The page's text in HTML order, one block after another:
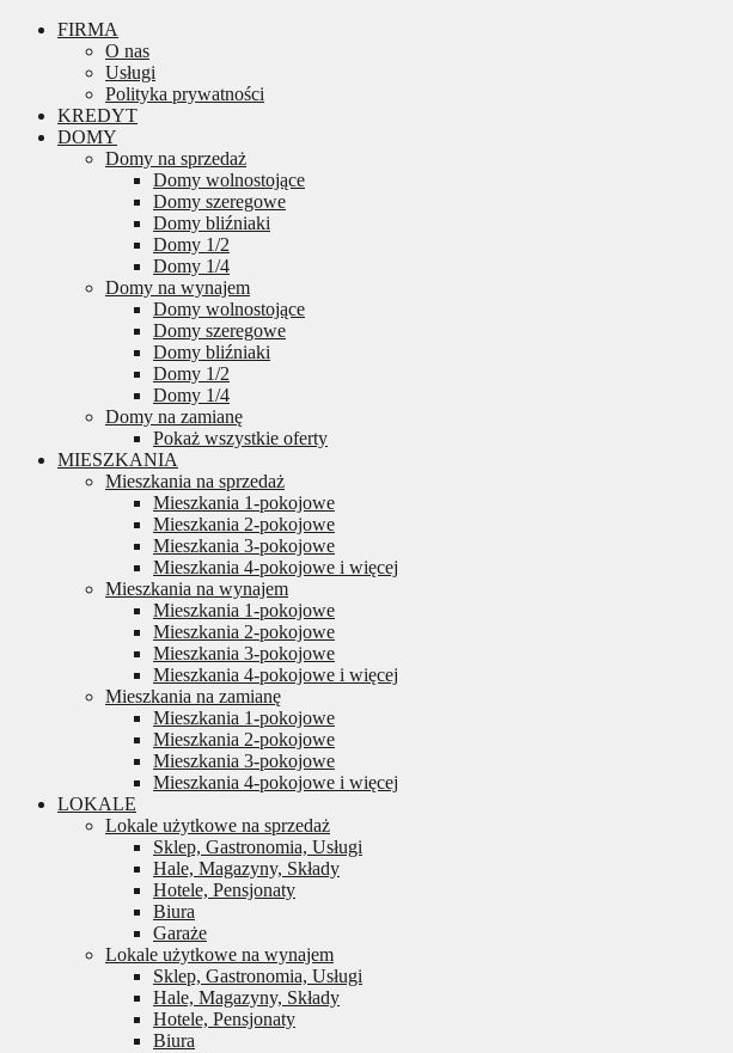
FIRMA
O nas
Usługi
Polityka prywatności
KREDYT
DOMY
Domy na sprzedaż
Domy wolnostojące
Domy szeregowe
Domy bliźniaki
Domy 1/2
Domy 1/4
Domy na wynajem
Domy wolnostojące
Domy szeregowe
Domy bliźniaki
Domy 1/2
Domy 1/4
Domy na zamianę
Pokaż wszystkie oferty
MIESZKANIA
Mieszkania na sprzedaż
Mieszkania 1-pokojowe
Mieszkania 2-pokojowe
Mieszkania 3-pokojowe
Mieszkania 4-pokojowe i więcej
Mieszkania na wynajem
Mieszkania 1-pokojowe
Mieszkania 2-pokojowe
Mieszkania 3-pokojowe
Mieszkania 4-pokojowe i więcej
Mieszkania na zamianę
Mieszkania 1-pokojowe
Mieszkania 2-pokojowe
Mieszkania 3-pokojowe
Mieszkania 4-pokojowe i więcej
LOKALE
Lokale użytkowe na sprzedaż
Sklep, Gastronomia, Usługi
Hale, Magazyny, Składy
Hotele, Pensjonaty
Biura
Garaże
Lokale użytkowe na wynajem
Sklep, Gastronomia, Usługi
Hale, Magazyny, Składy
Hotele, Pensjonaty
Biura